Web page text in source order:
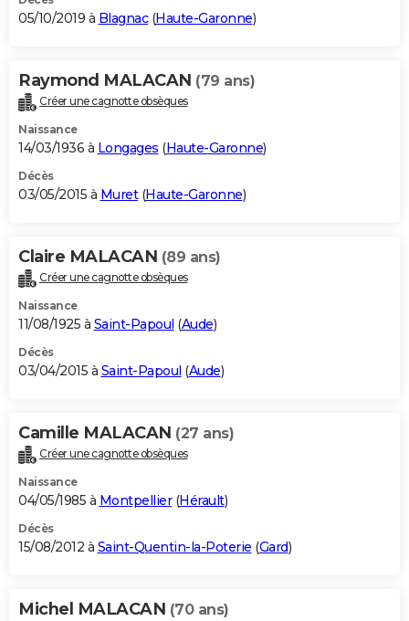
05/10/2019 à Blagnac(Haute-Garonne)
Raymond MALACAN (79 ans)
Créer une cagnotte obsèques
Naissance
14/03/1936 à Longages (Haute-Garonne)
Décès
03/05/2015 à Muret(Haute-Garonne)
Claire MALACAN (89 ans)
Créer une cagnotte obsèques
Naissance
11/08/1925 à Saint-Papoul (Aude)
Décès
03/04/2015 à Saint-Papoul (Aude)
Camille MALACAN (27 ans)
Créer une cagnotte obsèques
Naissance
04/05/1985 à Montpellier(Hérault)
Décès
15/08/2012 à Saint-Quentin-la-Poterie (Gard)
Michel MALACAN (70 ans)